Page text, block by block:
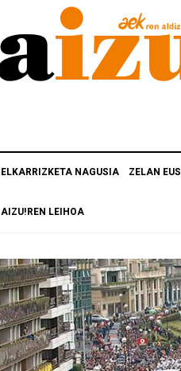
ELKARRIZKETA NAGUSIA ZELAN
AIZU!REN LEIHOA